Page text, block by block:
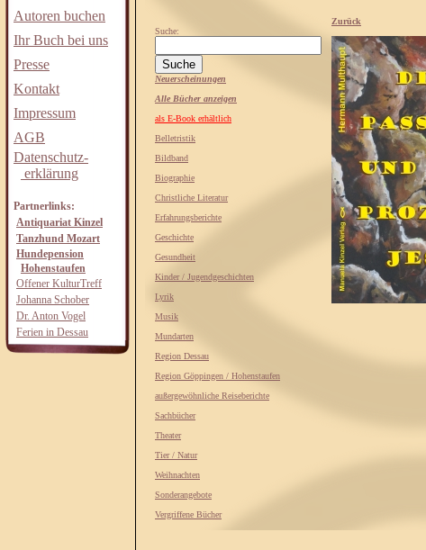
Autoren buchen
Ihr Buch bei uns
Presse
Kontakt
Impressum
AGB
Datenschutz-
erklärung
Partnerlinks:
Antiquariat Kinzel
Tanzhund Mozart
Hundepension
Hohenstaufen
Offener KulturTreff
Johanna Schober
Dr. Anton Vogel
Ferien in Dessau
Suche:
Neuerscheinungen
Alle Bücher anzeigen
als E-Book erhältlich
Belletristik
Bildband
Biographie
Christliche Literatur
Erfahrungsberichte
Geschichte
Gesundheit
Kinder / Jugendgeschichten
Lyrik
Musik
Mundarten
Region Dessau
Region Göppingen / Hohenstaufen
außergewöhnliche Reiseberichte
Sachbücher
Theater
Tier / Natur
Weihnachten
Sonderangebote
Vergriffene Bücher
Zurück